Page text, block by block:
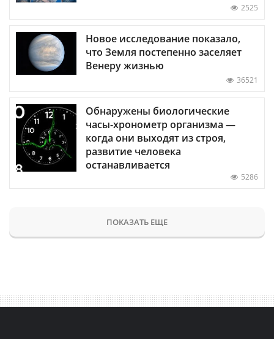
2525
Новое исследование показало,
что Земля постепенно заселяет
Венеру жизнью
36521
Обнаружены биологические
часы-хронометр организма —
когда они выходят из строя,
развитие человека
останавливается
5286
ПОКАЗАТЬ ЕЩЕ